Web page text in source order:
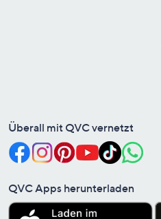
Überall mit QVC vernetzt
QVC Apps herunterladen